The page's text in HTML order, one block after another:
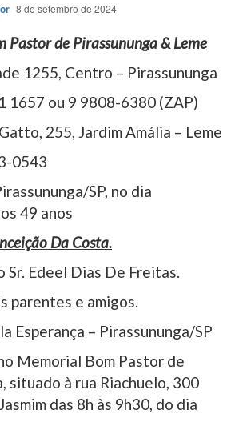
8 de setembro de 2024
Pastor de Pirassununga & Leme
1255, Centro – Pirassununga
1657 ou 9 9808-6380 (ZAP)
255, Jardim Amália – Leme
0543
SP, no dia
49 anos
Da Costa.
Sr. Edeel Dias De Freitas.
parentes e amigos.
Esperança – Pirassununga/SP
Memorial Bom Pastor de
situado à rua Riachuelo, 300
das 8h às 9h30, do dia